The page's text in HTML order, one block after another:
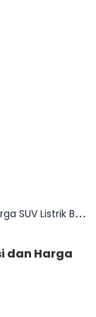
iCar V23 vs Chery J6, Adu Spesifikasi dan Harga SUV Listrik Bergaya Off-road
dan Harga